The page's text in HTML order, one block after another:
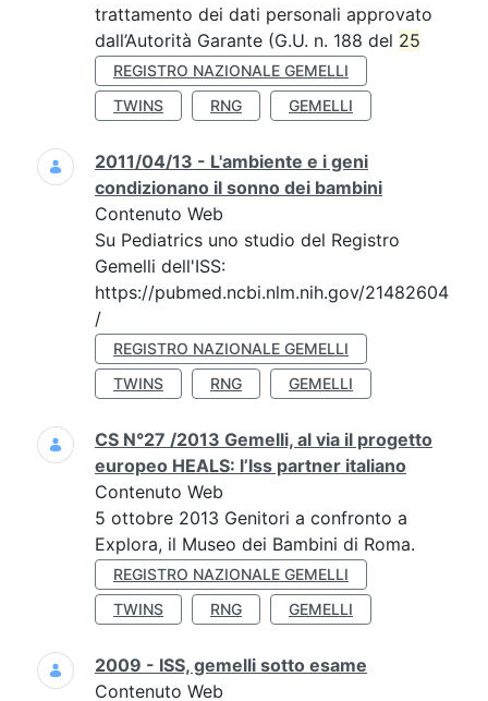
trattamento dei dati personali approvato
dall’Autorità Garante (G.U. n. 188 del 25
REGISTRO NAZIONALE GEMELLI
TWINS
RNG GEMELLI
2011/04/13 - L'ambiente e i geni
condizionano il sonno dei bambini
Contenuto Web
Su Pediatrics uno studio del Registro
Gemelli dell'ISS:
https://pubmed.ncbi.nlm.nih.gov/21482604
/
REGISTRO NAZIONALE GEMELLI
TWINS
RNG GEMELLI
CS N°27 /2013 Gemelli, al via il progetto
europeo HEALS: l’Iss partner italiano
Contenuto Web
5 ottobre 2013 Genitori a confronto a
Explora, il Museo dei Bambini di Roma.
REGISTRO NAZIONALE GEMELLI
TWINS
RNG GEMELLI
2009 - ISS, gemelli sotto esame
Contenuto Web